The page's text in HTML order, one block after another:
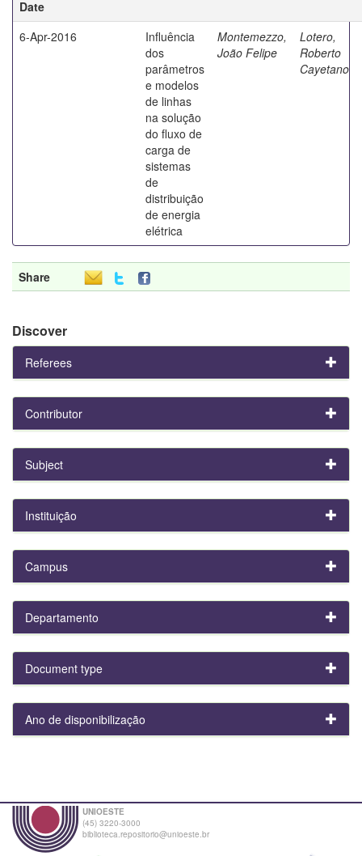
Date
6-Apr-2016
Influência
dos
parâmetros
e modelos
de linhas
na solução
do fluxo de
carga de
sistemas
de
distribuição
de energia
elétrica
Montemezzo,
João Felipe
Lotero,
Roberto
Cayetano
Share
Discover
Referees
Contributor
Subject
Instituição
Campus
Departamento
Document type
Ano de disponibilização
UNIOESTE
(45) 3220-3000
biblioteca.repositorio@unioeste.br